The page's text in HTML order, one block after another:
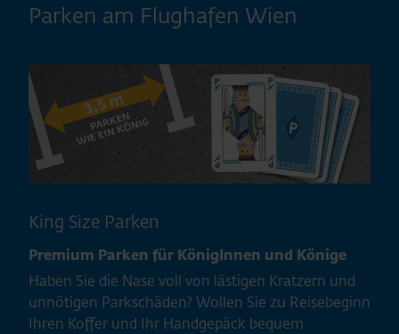
Parken am Flughafen Wien
King Size Parken
Premium Parken für KönigInnen und Könige
Haben Sie die Nase voll von lästigen Kratzern und
unnötigen Parkschäden? Wollen Sie zu Reisebeginn
Ihren Koffer und Ihr Handgepäck bequem